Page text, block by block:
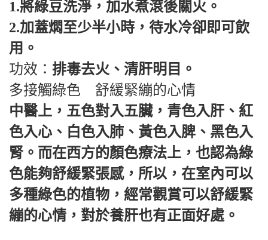
1.將綠豆洗淨，加水煮滾後關火。
2.加蓋燜至少半小時，待水冷卻即可飲
用。
功效： 排毒去火、清肝明目。
多接觸綠色 舒緩緊繃的心情
中醫上，五色對入五臟，青色入肝、紅
色入心、白色入肺、黃色入脾、黑色入
腎。而在西方的顏色療法上，也認為綠
色能夠舒緩緊張感，所以，在室內可以
多種綠色的植物，經常觀賞可以舒緩緊
繃的心情，對於養肝也有正面好處。